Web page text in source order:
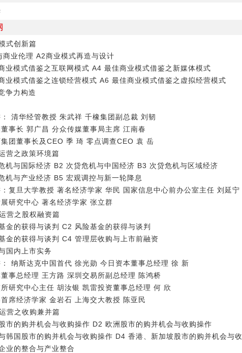
式创新篇
商业伦理 A2商业模式再造与设计
业模式借鉴之互联网模式 A4 最佳商业模式借鉴之新媒体模式
业模式借鉴之连锁经营模式 A6 最佳商业模式借鉴之虚拟经营模式
争力构造
清华经管教授 朱武祥 千橡集团副总裁 刘韧
事长 郭广昌 分众传媒董事局主席 江南春
团董事长及CEO 季 琦 零点调查CEO 袁 岳
营之政策环境篇
机与国际经济 B2 次贷危机与中国经济 B3 次贷危机与区域经济
机与产业经济 B5 宏观调控与新一轮降息
复旦大学教授 著名经济学家 华民 国家信息中心前办公室主任 刘延宁
展研究中心 著名经济学家 张立群
营之股权融资篇
金的获得与谈判 C2 风险基金的获得与谈判
金的获得与谈判 C4 管理层收购与上市前融资
国内上市实务
纳斯达克中国首代 徐光勋 今日资本董事总经理 徐 新
事总经理 王方路 深圳交易所副总经理 陈鸿桥
所研究中心主任 胡汝银 凯雷投资董事总经理 何 欣
首席经济学家 金岩石 上海交大教授 陈亚民
营之收购兼并篇
市的购并机会与收购操作 D2 欧洲股市的购并机会与收购操作
韩国股市的购并机会与收购操作 D4 香港、新加坡股市的购并机会与
业的整合与产业整合